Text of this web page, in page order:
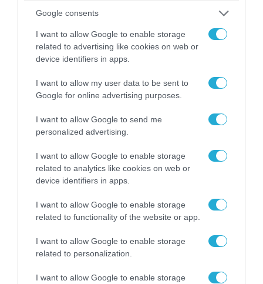
Google consents
I want to allow Google to enable storage
related to advertising like cookies on web or
device identifiers in apps.
I want to allow my user data to be sent to
Google for online advertising purposes.
I want to allow Google to send me
personalized advertising.
I want to allow Google to enable storage
related to analytics like cookies on web or
device identifiers in apps.
I want to allow Google to enable storage
related to functionality of the website or app.
I want to allow Google to enable storage
related to personalization.
I want to allow Google to enable storage
Κλιμακώνουν οι Χούθι: Eξαπέλυσαν επιθέσεις
κατά στρατιωτικών δυνάμεων στην Υεμένη –
Πλήγματα & στη Σαουδική Αραβία!